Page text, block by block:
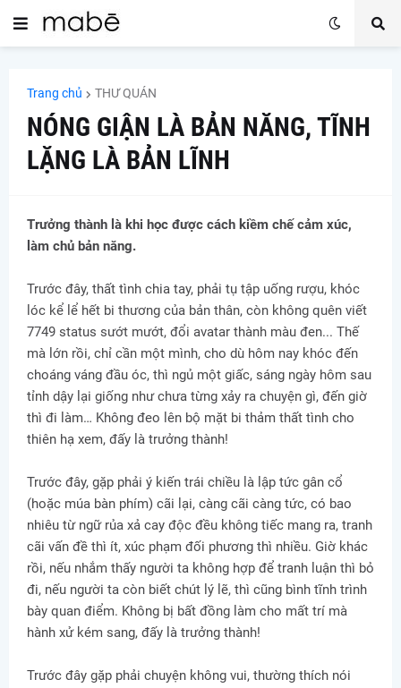
Trang chủ THƯ QUÁN
NÓNG GIẬN LÀ BẢN NĂNG, TĨNH
LẶNG LÀ BẢN LĨNH
Trưởng thành là khi học được cách kiềm chế cảm xúc,
làm chủ bản năng.
Trước đây, thất tình chia tay, phải tụ tập uống rượu, khóc
lóc kể lể hết bi thương của bản thân, còn không quên viết
7749 status sướt mướt, đổi avatar thành màu đen... Thế
mà lớn rồi, chỉ cần một mình, cho dù hôm nay khóc đến
choáng váng đầu óc, thì ngủ một giấc, sáng ngày hôm sau
tỉnh dậy lại giống như chưa từng xảy ra chuyện gì, đến giờ
thì đi làm… Không đeo lên bộ mặt bi thảm thất tình cho
thiên hạ xem, đấy là trưởng thành!
Trước đây, gặp phải ý kiến trái chiều là lập tức gân cổ
(hoặc múa bàn phím) cãi lại, càng cãi càng tức, có bao
nhiêu từ ngữ rủa xả cay độc đều không tiếc mang ra, tranh
cãi vấn đề thì ít, xúc phạm đối phương thì nhiều. Giờ khác
rồi, nếu nhắm thấy người ta không hợp để tranh luận thì bỏ
đi, nếu người ta còn biết chút lý lẽ, thì cũng bình tĩnh trình
bày quan điểm. Không bị bất đồng làm cho mất trí mà
hành xử kém sang, đấy là trưởng thành!
Trước đây gặp phải chuyện không vui, thường thích nói